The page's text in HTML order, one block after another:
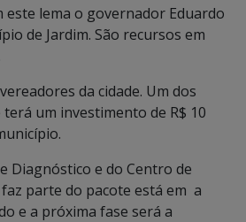
lema o governador Eduardo
de Jardim. São recursos em
da cidade. Um dos
um investimento de R$ 10
Diagnóstico e do Centro de
parte do pacote está em a
e a próxima fase será a